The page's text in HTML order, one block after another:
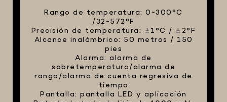
Rango de temperatura: 0~300°C
/32~572°F
Precisión de temperatura: ±1°C / ±2°F
Alcance inalámbrico: 50 metros / 150
pies
Alarma: alarma de
sobretemperatura/alarma de
rango/alarma de cuenta regresiva de
tiempo
Pantalla: pantalla LED y aplicación